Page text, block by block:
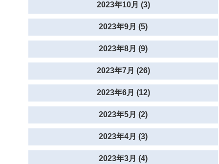
2023年10月 (3)
2023年9月 (5)
2023年8月 (9)
2023年7月 (26)
2023年6月 (12)
2023年5月 (2)
2023年4月 (3)
2023年3月 (4)